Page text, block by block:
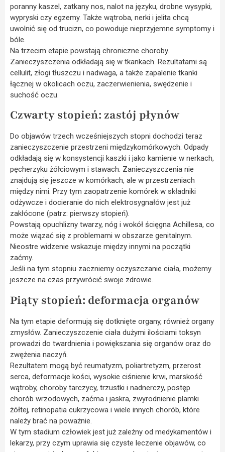
poranny kaszel, zatkany nos, nalot na języku, drobne wysypki,
wypryski czy egzemy. Także wątroba, nerki i jelita chcą
uwolnić się od trucizn, co powoduje nieprzyjemne symptomy i
bóle.
Na trzecim etapie powstają chroniczne choroby.
Zanieczyszczenia odkładają się w tkankach. Rezultatami są
cellulit, złogi tłuszczu i nadwaga, a także zapalenie tkanki
łącznej w okolicach oczu, zaczerwienienia, swędzenie i
suchość oczu.
Czwarty stopień: zastój płynów
Do objawów trzech wcześniejszych stopni dochodzi teraz
zanieczyszczenie przestrzeni międzykomórkowych. Odpady
odkładają się w konsystencji kaszki i jako kamienie w nerkach,
pęcherzyku żółciowym i stawach. Zanieczyszczenia nie
znajdują się jeszcze w komórkach, ale w przestrzeniach
między nimi. Przy tym zaopatrzenie komórek w składniki
odżywcze i docieranie do nich elektrosygnałów jest już
zakłócone (patrz: pierwszy stopień).
Powstają opuchlizny twarzy, nóg i wokół ścięgna Achillesa, co
może wiązać się z problemami w obszarze genitalnym.
Nieostre widzenie wskazuje między innymi na początki
zaćmy.
Jeśli na tym stopniu zaczniemy oczyszczanie ciała, możemy
jeszcze na czas przywrócić swoje zdrowie.
Piąty stopień: deformacja organów
Na tym etapie deformują się dotknięte organy, również organy
zmysłów. Zanieczyszczenie ciała dużymi ilościami toksyn
prowadzi do twardnienia i powiększania się organów oraz do
zwężenia naczyń.
Rezultatem mogą być reumatyzm, poliartretyzm, przerost
serca, deformacje kości, wysokie ciśnienie krwi, marskość
wątroby, choroby tarczycy, trzustki i nadnerczy, postęp
chorób wrzodowych, zaćma i jaskra, zwyrodnienie plamki
żółtej, retinopatia cukrzycowa i wiele innych chorób, które
należy brać na poważnie.
W tym stadium człowiek jest już zależny od medykamentów i
lekarzy, przy czym uprawia się czyste leczenie objawów, co